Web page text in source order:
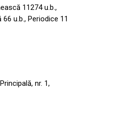
11274 u.b.,
u.b., Periodice 11
nr. 1,